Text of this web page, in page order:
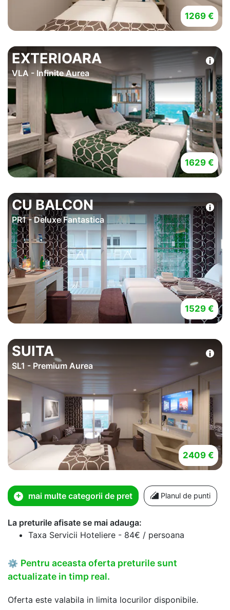
1269 €
EXTERIOARA
VLA - Infinite Aurea
1629 €
CU BALCON
PR1 - Deluxe Fantastica
1529 €
SUITA
SL1 - Premium Aurea
2409 €
mai multe categorii de pret Planul de punti
La preturile afisate se mai adauga:
Taxa Servicii Hoteliere - 84€ / persoana
⚙ Pentru aceasta oferta preturile sunt
actualizate in timp real.
Oferta este valabila in limita locurilor disponibile.